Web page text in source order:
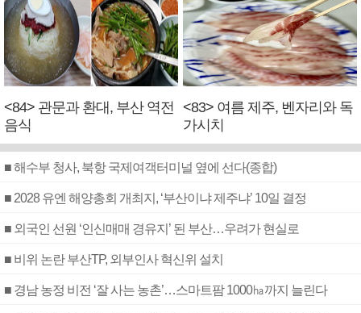
<84> 관문과 환대, 부산 역전
음식
<83> 여름 제주, 벤자리와 독
가시치
■ 해수부 청사, 북항 국제여객터미널 옆에 선다(종합)
■ 2028 유엔 해양총회 개최지, ‘부산이냐 제주냐’ 10일 결정
■ 외국인 선원 ‘인신매매 경유지’ 된 부산…우려가 현실로
■ 비위 논란 부산TP, 외부인사 혁신위 설치
■ 경남 농정 비전 ‘잘 사는 농촌’…스마트팜 1000㏊까지 늘린다